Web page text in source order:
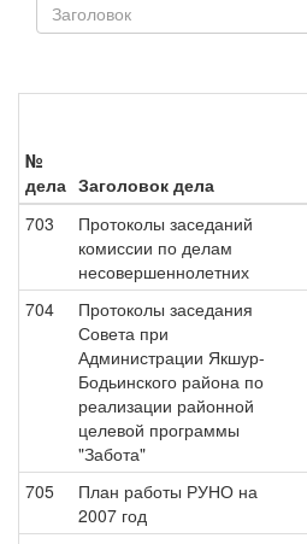
№
дела Заголовок дела
703
Протоколы заседаний
комиссии по делам
несовершеннолетних
704
Протоколы заседания
Совета при
Администрации Якшур-
Бодьинского района по
реализации районной
целевой программы
"Забота"
705
План работы РУНО на
2007 год